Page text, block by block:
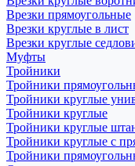
Врезки прямоугольные
Врезки круглые в лист
Врезки круглые
Муфты
Тройники
Тройники
Тройники круглые
Тройники круглые
Тройники круглые
Тройники круглые с
Тройники